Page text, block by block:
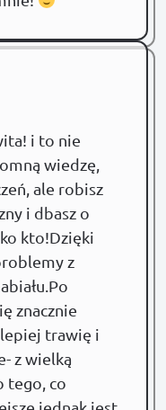
i to nie
wiedzę,
ale robisz
i dbasz o
kto!Dzięki
z
znacznie
lepiej trawię i
z wielką
tego, co